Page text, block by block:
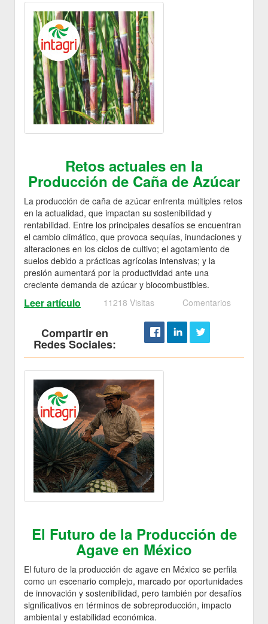
Retos actuales en la
Producción de Caña de Azúcar
La producción de caña de azúcar enfrenta múltiples retos
en la actualidad, que impactan su sostenibilidad y
rentabilidad. Entre los principales desafíos se encuentran
el cambio climático, que provoca sequías, inundaciones y
alteraciones en los ciclos de cultivo; el agotamiento de
suelos debido a prácticas agrícolas intensivas; y la
presión aumentará por la productividad ante una
creciente demanda de azúcar y biocombustibles.
Leer artículo 11218 Visitas Comentarios
Compartir en
Redes Sociales:
El Futuro de la Producción de
Agave en México
El futuro de la producción de agave en México se perfila
como un escenario complejo, marcado por oportunidades
de innovación y sostenibilidad, pero también por desafíos
significativos en términos de sobreproducción, impacto
ambiental y estabilidad económica.